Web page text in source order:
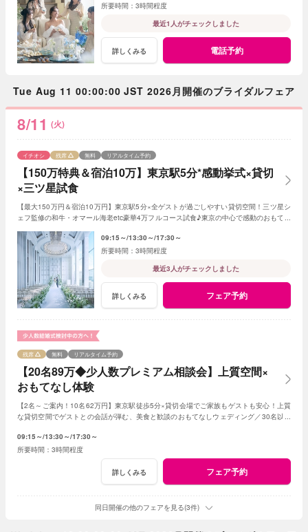
3時間程度
最近1人がチェックしました
詳しくみる 電話予約
Tue Aug 11 00:00:00 JST 2026月開催のブライダルフェア
8/11 (火)
【150万特典＆宿泊10万】東京駅5分*感動挙式×貸切
×三ツ星試食
イチオシ 残席 無料 リアルタイム予約
【最大150万円＆宿泊10万円】東京駅5分×全ゲストが過ごしやすい貸切空間！三ツ星シ
ェフ監修の和牛・オマール海老etc豪華4万フルコース試食♪東京の中心で感動のおもてな
09:15～ 13:30～ 17:30～
3時間程度
最近3人がチェックしました
詳しくみる フェア予約
【20名89万◆少人数プレミアム相談会】上質空間×
おもてなし体験
残席 無料 リアルタイム予約
【2名～ご案内！10名62万円】東京駅徒歩5分×貸切会場でご家族もゲストも安心！上質
な貸切空間でゲストとの会話が弾む、美食と歓談のおもてなしウェディング／30名以下
09:15～ 13:30～ 17:30～
3時間程度
詳しくみる フェア予約
同日開催の他のフェアを見る(3件)